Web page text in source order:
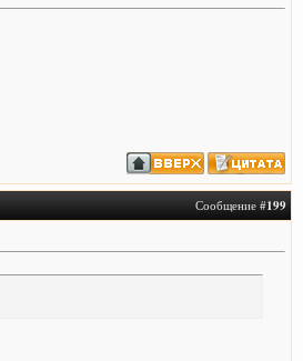
Сообщение #199